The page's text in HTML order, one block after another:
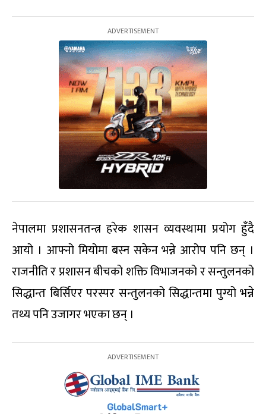
नेपालमा प्रशासनतन्त्र हरेक शासन व्यवस्थामा प्रयोग हुँदै
आयो । आफ्नो मियोमा बस्न सकेन भन्ने आरोप पनि छन् ।
राजनीति र प्रशासन बीचको शक्ति विभाजनको र सन्तुलनको
सिद्धान्त बिर्सिएर परस्पर सन्तुलनको सिद्धान्तमा पुग्यो भन्ने
तथ्य पनि उजागर भएका छन् ।